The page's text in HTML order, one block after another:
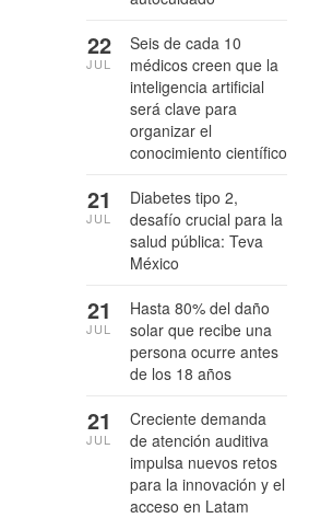
Seis de cada 10
médicos creen que la
inteligencia artificial
será clave para
organizar el
conocimiento científico
22
JUL
Diabetes tipo 2,
desafío crucial para la
salud pública: Teva
México
21
JUL
Hasta 80% del daño
solar que recibe una
persona ocurre antes
de los 18 años
21
JUL
Creciente demanda
de atención auditiva
impulsa nuevos retos
para la innovación y el
acceso en Latam
21
JUL